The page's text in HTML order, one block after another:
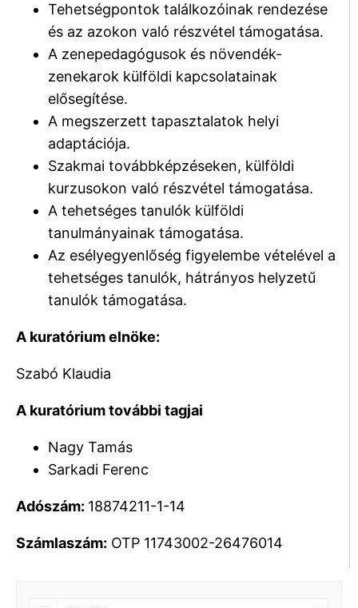
Tehetségpontok találkozóinak rendezése
és az azokon való részvétel támogatása.
A zenepedagógusok és növendék-
zenekarok külföldi kapcsolatainak
elősegítése.
A megszerzett tapasztalatok helyi
adaptációja.
Szakmai továbbképzéseken, külföldi
kurzusokon való részvétel támogatása.
A tehetséges tanulók külföldi
tanulmányainak támogatása.
Az esélyegyenlőség figyelembe vételével a
tehetséges tanulók, hátrányos helyzetű
tanulók támogatása.
A kuratórium elnöke:
Szabó Klaudia
A kuratórium további tagjai
Nagy Tamás
Sarkadi Ferenc
Adószám: 18874211-1-14
Számlaszám: OTP 11743002-26476014